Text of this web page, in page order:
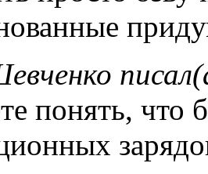
понять, что